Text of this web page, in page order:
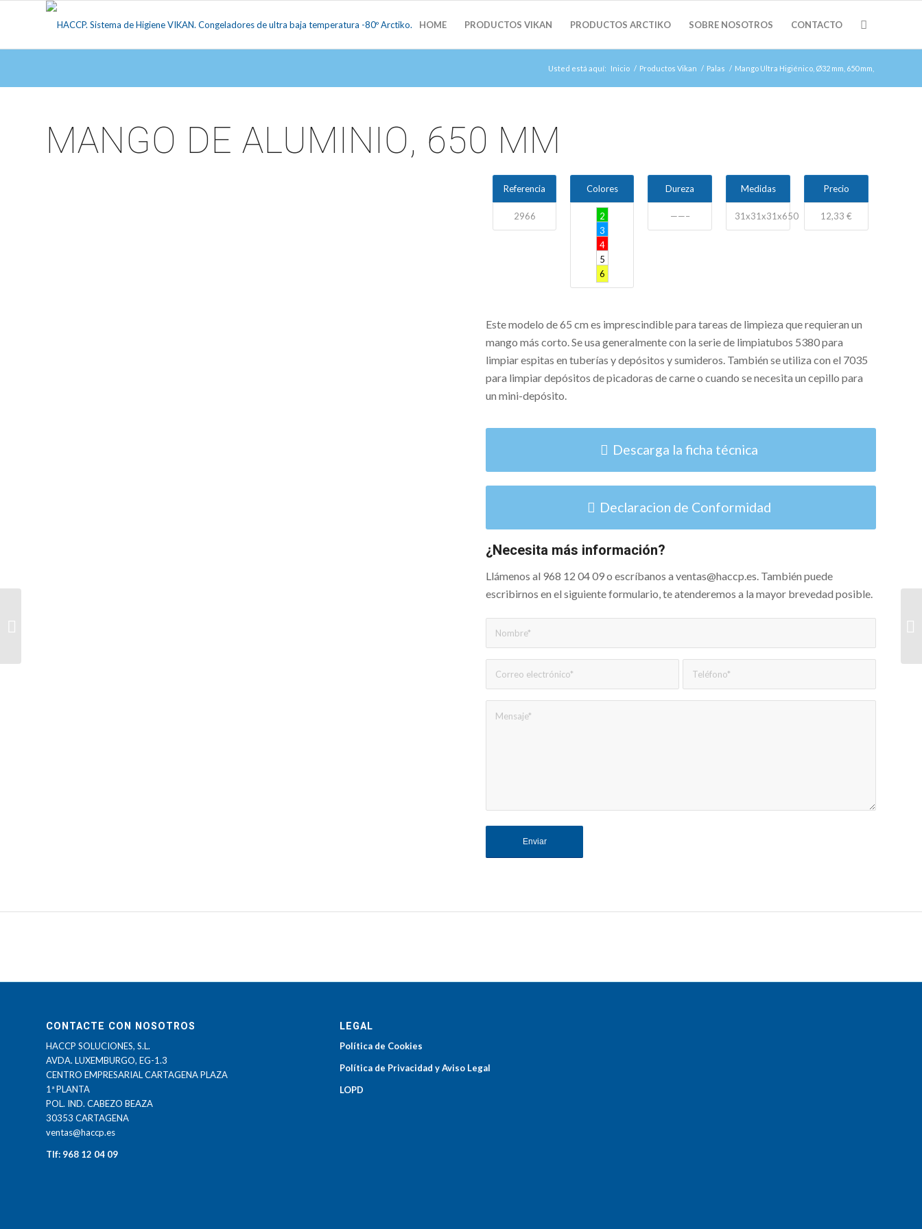
HOME PRODUCTOS VIKAN PRODUCTOS ARCTIKO SOBRE NOSOTROS CONTACTO
Usted está aquí: Inicio / Productos Vikan / Palas / Mango Ultra Higiénico, Ø32 mm, 650 mm,
MANGO DE ALUMINIO, 650 MM
Referencia
2966
Colores
2
3
4
5
6
Dureza
——–
Medidas
31x31x31x650
Precio
12,33 €
Este modelo de 65 cm es imprescindible para tareas de limpieza que requieran un
mango más corto. Se usa generalmente con la serie de limpiatubos 5380 para
limpiar espitas en tuberías y depósitos y sumideros. También se utiliza con el 7035
para limpiar depósitos de picadoras de carne o cuando se necesita un cepillo para
un mini-depósito.
Descarga la ficha técnica
Declaracion de Conformidad
¿Necesita más información?
Llámenos al 968 12 04 09 o escríbanos a ventas@haccp.es. También puede
escribirnos en el siguiente formulario, te atenderemos a la mayor brevedad posible.
CONTACTE CON NOSOTROS
HACCP SOLUCIONES, S.L.
AVDA. LUXEMBURGO, EG-1.3
CENTRO EMPRESARIAL CARTAGENA PLAZA
1ª PLANTA
POL. IND. CABEZO BEAZA
30353 CARTAGENA
ventas@haccp.es
Tlf: 968 12 04 09
LEGAL
Política de Cookies
Política de Privacidad y Aviso Legal
LOPD